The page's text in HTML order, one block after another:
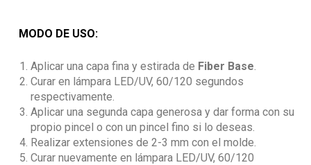
MODO DE USO:
Aplicar una capa fina y estirada de Fiber Base
Curar en lámpara LED/UV, 60/120 segundos
respectivamente.
Aplicar una segunda capa generosa y dar forma con su
propio pincel o con un pincel fino si lo deseas.
Realizar extensiones de 2-3 mm con el molde.
Curar nuevamente en lámpara LED/UV, 60/120